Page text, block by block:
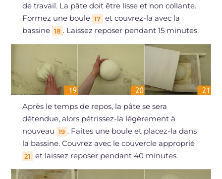
de travail. La pâte doit être lisse et non collante.
Formez une boule 17 et couvrez-la avec la
bassine 18 . Laissez reposer pendant 15 minutes.
Après le temps de repos, la pâte se sera
détendue, alors pétrissez-la légèrement à
nouveau 19 . Faites une boule et placez-la dans
la bassine. Couvrez avec le couvercle approprié
21 et laissez reposer pendant 40 minutes.